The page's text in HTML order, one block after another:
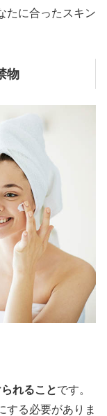
たに合ったスキン
物
れることです。
する必要がありま